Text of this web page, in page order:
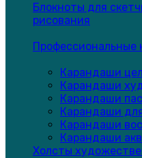
Блокноты для
рисования
Профессиональные
Карандаши
Карандаши
Карандаши
Карандаши
Карандаши
Карандаши
Холсты